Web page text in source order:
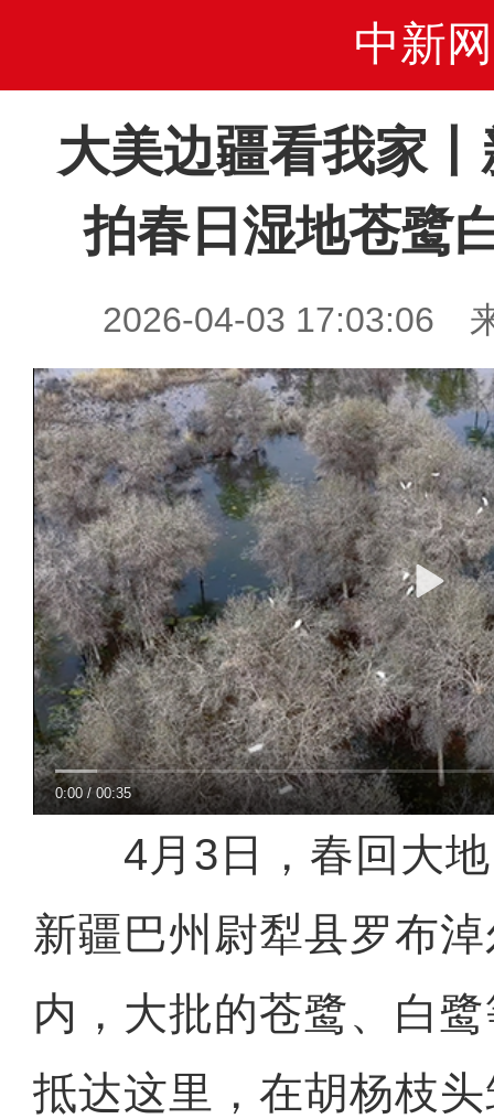
中新网
大美边疆看我家
拍春日湿地苍鹭
2026-04-03 17:03:06
0:00 /00:35
4月3日，春回大地
新疆巴州尉犁县罗布
内，大批的苍鹭、白
抵达这里，在胡杨枝